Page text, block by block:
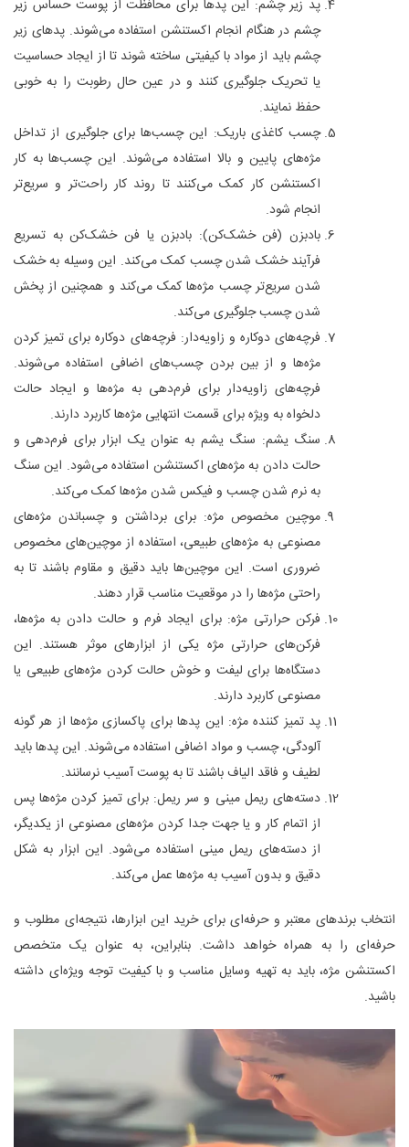
پد زیر چشم: این پدها برای محافظت از پوست حساس زیر
چشم در هنگام انجام اکستنشن استفاده می‌شوند. پدهای زیر
چشم باید از مواد با کیفیتی ساخته شوند تا از ایجاد حساسیت
یا تحریک جلوگیری کنند و در عین حال رطوبت را به خوبی
حفظ نمایند.
چسب کاغذی باریک: این چسب‌ها برای جلوگیری از تداخل
مژه‌های پایین و بالا استفاده می‌شوند. این چسب‌ها به کار
اکستنشن کار کمک می‌کنند تا روند کار راحت‌تر و سریع‌تر
انجام شود.
بادبزن (فن خشک‌کن): بادبزن یا فن خشک‌کن به تسریع
فرآیند خشک شدن چسب کمک می‌کند. این وسیله به خشک
شدن سریع‌تر چسب مژه‌ها کمک می‌کند و همچنین از پخش
شدن چسب جلوگیری می‌کند.
فرچه‌های دوکاره و زاویه‌دار: فرچه‌های دوکاره برای تمیز کردن
مژه‌ها و از بین بردن چسب‌های اضافی استفاده می‌شوند.
فرچه‌های زاویه‌دار برای فرم‌دهی به مژه‌ها و ایجاد حالت
دلخواه به ویژه برای قسمت انتهایی مژه‌ها کاربرد دارند.
سنگ یشم: سنگ یشم به عنوان یک ابزار برای فرم‌دهی و
حالت دادن به مژه‌های اکستنشن استفاده می‌شود. این سنگ
به نرم شدن چسب و فیکس شدن مژه‌ها کمک می‌کند.
موچین مخصوص مژه: برای برداشتن و چسباندن مژه‌های
مصنوعی به مژه‌های طبیعی، استفاده از موچین‌های مخصوص
ضروری است. این موچین‌ها باید دقیق و مقاوم باشند تا به
راحتی مژه‌ها را در موقعیت مناسب قرار دهند.
فرکن حرارتی مژه: برای ایجاد فرم و حالت دادن به مژه‌ها،
فرکن‌های حرارتی مژه یکی از ابزارهای موثر هستند. این
دستگاه‌ها برای لیفت و خوش حالت کردن مژه‌های طبیعی یا
مصنوعی کاربرد دارند.
پد تمیز کننده مژه: این پدها برای پاکسازی مژه‌ها از هر گونه
آلودگی، چسب و مواد اضافی استفاده می‌شوند. این پدها باید
لطیف و فاقد الیاف باشند تا به پوست آسیب نرسانند.
دسته‌های ریمل مینی و سر ریمل: برای تمیز کردن مژه‌ها پس
از اتمام کار و یا جهت جدا کردن مژه‌های مصنوعی از یکدیگر،
از دسته‌های ریمل مینی استفاده می‌شود. این ابزار به شکل
دقیق و بدون آسیب به مژه‌ها عمل می‌کند.
انتخاب برندهای معتبر و حرفه‌ای برای خرید این ابزارها، نتیجه‌ای مطلوب و
حرفه‌ای را به همراه خواهد داشت. بنابراین، به‌ عنوان یک متخصص
اکستنشن مژه، باید به تهیه وسایل مناسب و با کیفیت توجه ویژه‌ای داشته
باشید.